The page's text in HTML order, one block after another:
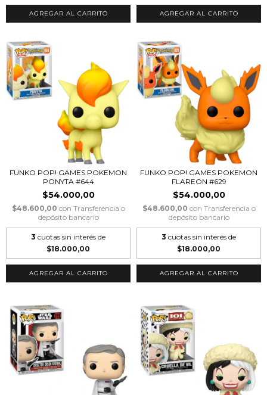
FUNKO POP! GAMES POKEMON
PONYTA #644
$54.000,00
$48.600,00 con Transferencia o
depósito bancario
3 cuotas sin interés de
$18.000,00
FUNKO POP! GAMES POKEMON
FLAREON #629
$54.000,00
$48.600,00 con Transferencia o
depósito bancario
3 cuotas sin interés de
$18.000,00